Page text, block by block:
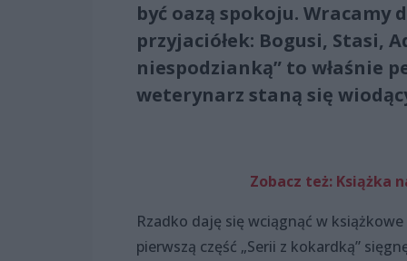
być oazą spokoju. Wracamy
przyjaciółek: Bogusi, Stasi,
niespodzianką” to właśnie
weterynarz staną się
Zobacz też: Książka
Rzadko daję się wciągnąć w
pierwszą część „Serii z kokardką”